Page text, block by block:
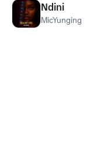
Ndini
MicYunging